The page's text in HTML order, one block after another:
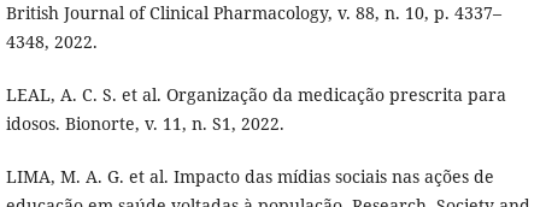
British Journal of Clinical Pharmacology, v. 88, n. 10, p. 4337–
4348, 2022.
LEAL, A. C. S. et al. Organização da medicação prescrita para
idosos. Bionorte, v. 11, n. S1, 2022.
LIMA, M. A. G. et al. Impacto das mídias sociais nas ações de